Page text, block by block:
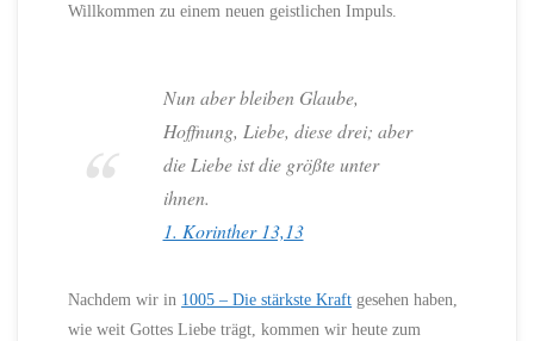
Willkommen zu einem neuen geistlichen Impuls.
Nun aber bleiben Glaube,
Hoffnung, Liebe, diese drei; aber
die Liebe ist die größte unter
ihnen.
1. Korinther 13,13
Nachdem wir in 1005 – Die stärkste Kraft gesehen haben,
wie weit Gottes Liebe trägt, kommen wir heute zum